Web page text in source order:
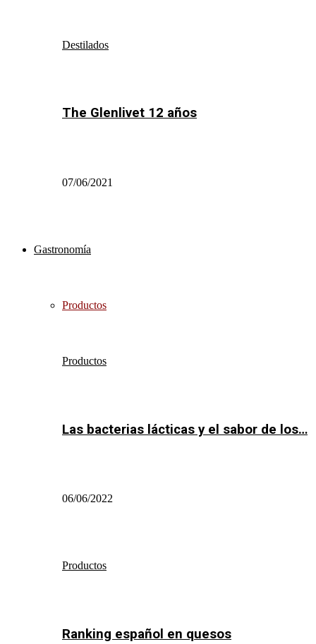
Destilados
The Glenlivet 12 años
07/06/2021
Gastronomía
Productos
Productos
Las bacterias lácticas y el sabor de los…
06/06/2022
Productos
Ranking español en quesos